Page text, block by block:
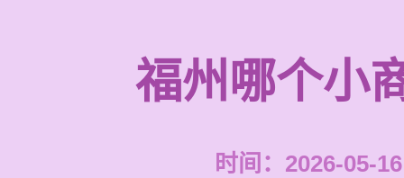
福州哪个小
时间：2026-05-